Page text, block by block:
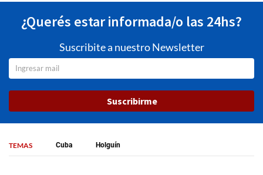
¿Querés estar informada/o las 24hs?
Suscribite a nuestro Newsletter
Suscribirme
TEMAS Cuba Holguín